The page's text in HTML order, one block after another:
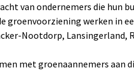
van ondernemers die hun
groenvoorziening werken in
Nootdorp, Lansingerland,
met groenaannemers aan